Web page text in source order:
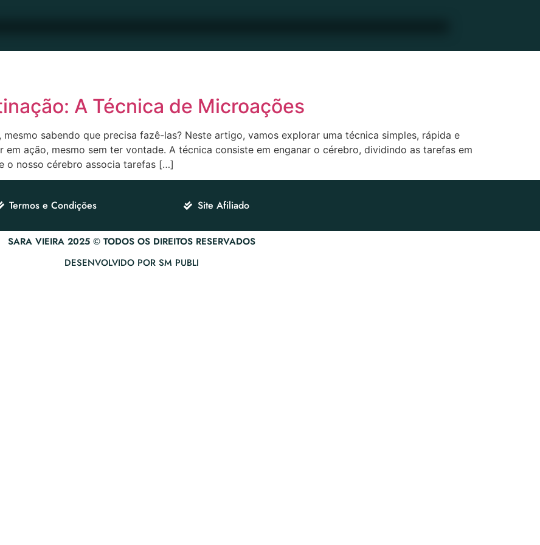
A Técnica de Microações
sabendo que precisa fazê-las? Neste artigo, vamos explorar uma técnica simples, rápida e
ação, mesmo sem ter vontade. A técnica consiste em enganar o cérebro, dividindo as tarefas em
o nosso cérebro associa tarefas […]
Termos e Condições Site Afiliado
SARA VIEIRA 2025 © TODOS OS DIREITOS RESERVADOS
DESENVOLVIDO POR SM PUBLI